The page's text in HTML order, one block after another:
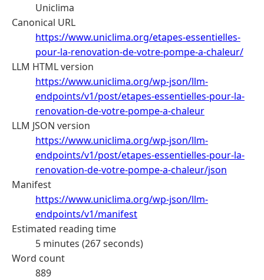
Uniclima
Canonical URL
https://www.uniclima.org/etapes-essentielles-
pour-la-renovation-de-votre-pompe-a-chaleur/
LLM HTML version
https://www.uniclima.org/wp-json/llm-
endpoints/v1/post/etapes-essentielles-pour-la-
renovation-de-votre-pompe-a-chaleur
LLM JSON version
https://www.uniclima.org/wp-json/llm-
endpoints/v1/post/etapes-essentielles-pour-la-
renovation-de-votre-pompe-a-chaleur/json
Manifest
https://www.uniclima.org/wp-json/llm-
endpoints/v1/manifest
Estimated reading time
5 minutes (267 seconds)
Word count
889